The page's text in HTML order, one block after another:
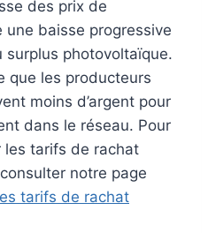
des prix de
une baisse progressive
photovoltaïque.
que les producteurs
moins d’argent pour
dans le réseau. Pour
les tarifs de rachat
notre page
tarifs de rachat